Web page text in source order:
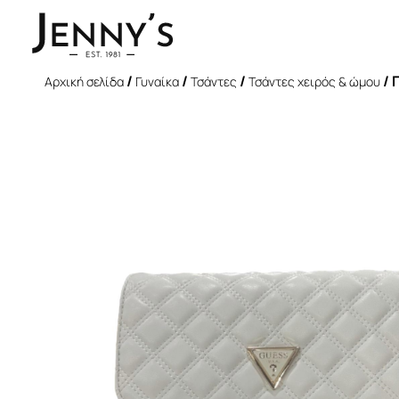
Αρχική σελίδα / Γυναίκα / Τσάντες / Τσάντες χειρός & ώμου /